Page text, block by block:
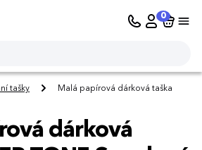
0
tašky
Malá papírová dárková taška
dárková